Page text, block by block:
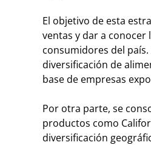
El objetivo de esta
ventas y dar a conocer
consumidores del
diversificación de
base de empresas
Por otra parte, se
productos como
diversificación